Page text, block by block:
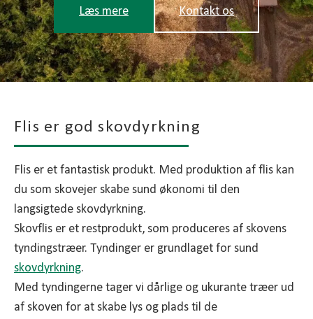
Læs mere Kontakt os
Flis er god skovdyrkning
Flis er et fantastisk produkt. Med produktion af flis kan
du som skovejer skabe sund økonomi til den
langsigtede skovdyrkning.
Skovflis er et restprodukt, som produceres af skovens
tyndingstræer. Tyndinger er grundlaget for sund
skovdyrkning.
Med tyndingerne tager vi dårlige og ukurante træer ud
af skoven for at skabe lys og plads til de